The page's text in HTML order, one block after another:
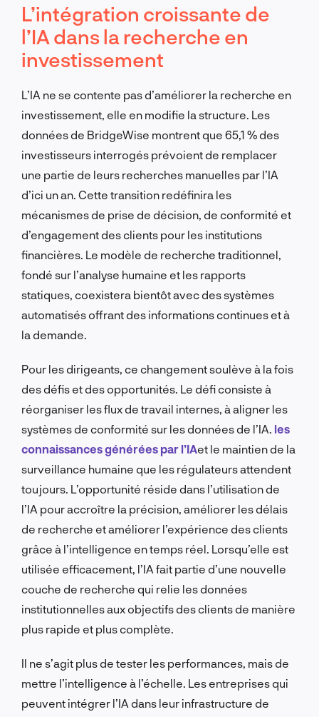
L’intégration croissante de
l’IA dans la recherche en
investissement
L’IA ne se contente pas d’améliorer la recherche en
investissement, elle en modifie la structure. Les
données de BridgeWise montrent que 65,1 % des
investisseurs interrogés prévoient de remplacer
une partie de leurs recherches manuelles par l’IA
d’ici un an. Cette transition redéfinira les
mécanismes de prise de décision, de conformité et
d’engagement des clients pour les institutions
financières. Le modèle de recherche traditionnel,
fondé sur l’analyse humaine et les rapports
statiques, coexistera bientôt avec des systèmes
automatisés offrant des informations continues et à
la demande.
Pour les dirigeants, ce changement soulève à la fois
des défis et des opportunités. Le défi consiste à
réorganiser les flux de travail internes, à aligner les
systèmes de conformité sur les données de l’IA. les
connaissances générées par l’IAet le maintien de la
surveillance humaine que les régulateurs attendent
toujours. L’opportunité réside dans l’utilisation de
l’IA pour accroître la précision, améliorer les délais
de recherche et améliorer l’expérience des clients
grâce à l’intelligence en temps réel. Lorsqu’elle est
utilisée efficacement, l’IA fait partie d’une nouvelle
couche de recherche qui relie les données
institutionnelles aux objectifs des clients de manière
plus rapide et plus complète.
Il ne s’agit plus de tester les performances, mais de
mettre l’intelligence à l’échelle. Les entreprises qui
peuvent intégrer l’IA dans leur infrastructure de